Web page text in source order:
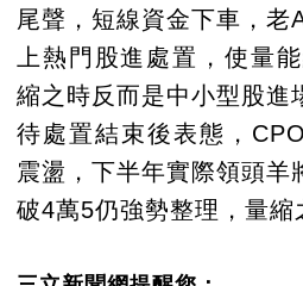
尾聲，短線資金下車，老
上熱門股進處置，使量
縮之時反而是中小型股進
待處置結束後表態，
震盪，下半年實際領頭羊
破4萬5仍強勢整理，量縮